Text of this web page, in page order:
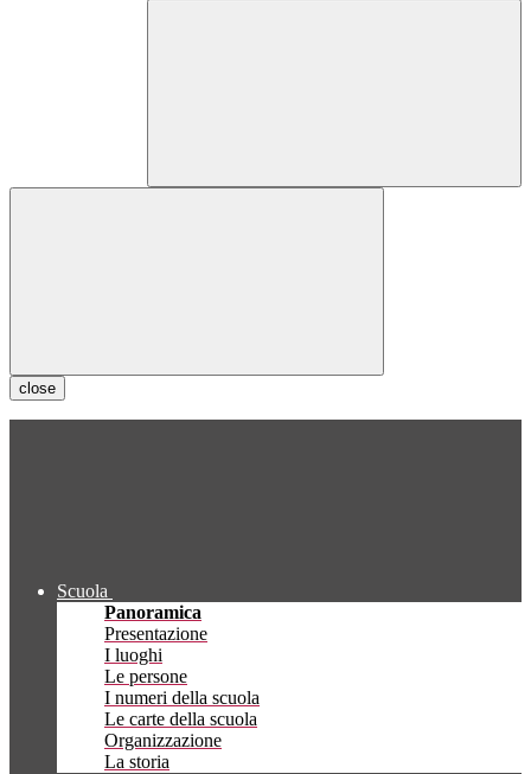
close
Scuola
Panoramica
Presentazione
I luoghi
Le persone
I numeri della scuola
Le carte della scuola
Organizzazione
La storia